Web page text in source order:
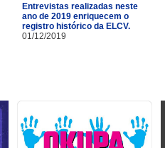
Entrevistas realizadas neste
ano de 2019 enriquecem o
registro histórico da ELCV.
01/12/2019